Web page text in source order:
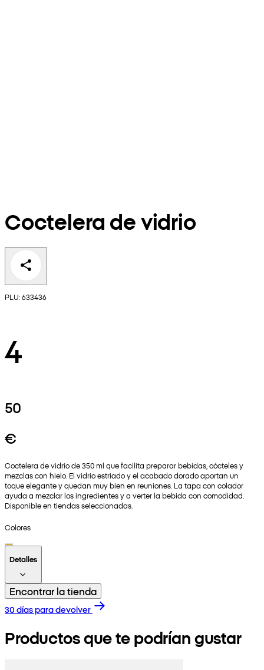
Coctelera de vidrio
PLU: 633436
4
50
€
Coctelera de vidrio de 350 ml que facilita preparar bebidas, cócteles y
mezclas con hielo. El vidrio estriado y el acabado dorado aportan un
toque elegante y quedan muy bien en reuniones. La tapa con colador
ayuda a mezclar los ingredientes y a verter la bebida con comodidad.
Disponible en tiendas seleccionadas.
Colores
Detalles
Encontrar la tienda
30 días para devolver
Productos que te podrían gustar